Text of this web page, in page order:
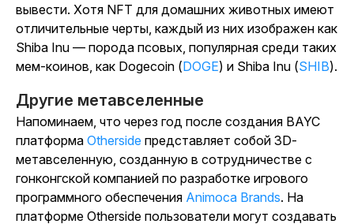
вывести. Хотя NFT для домашних животных имеют
отличительные черты, каждый из них изображен как
Shiba Inu — порода псовых, популярная среди таких
мем-коинов, как Dogecoin (DOGE) и Shiba Inu (SHIB).
Другие метавселенные
Напоминаем, что через год после создания BAYC
платформа Otherside представляет собой 3D-
метавселенную, созданную в сотрудничестве с
гонконгской компанией по разработке игрового
программного обеспечения Animoca Brands. На
платформе Otherside пользователи могут создавать